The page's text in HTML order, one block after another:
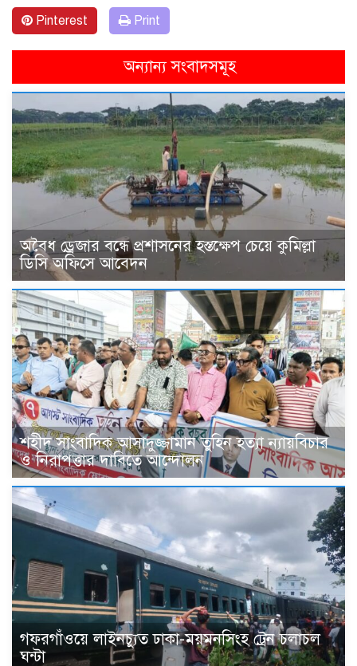
Pinterest Print
অন্যান্য সংবাদসমূহ
অবৈধ ড্রেজার বন্ধে প্রশাসনের হস্তক্ষেপ চেয়ে কুমিল্লা
ডিসি অফিসে আবেদন
শহীদ সাংবাদিক আসাদুজ্জামান তুহিন হত্যা ন্যায়বিচার
ও নিরাপত্তার দাবিতে আন্দোলন
গফরগাঁওয়ে লাইনচ্যুত ঢাকা-ময়মনসিংহ ট্রেন চলাচল
ঘন্টা